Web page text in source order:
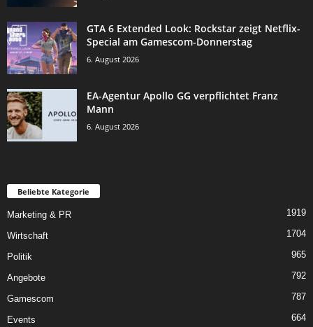
GTA 6 Extended Look: Rockstar zeigt Netflix-
Special am Gamescom-Donnerstag
6. August 2026
EA-Agentur Apollo GG verpflichtet Franz
Mann
6. August 2026
Beliebte Kategorie
Marketing & PR 1919
Wirtschaft 1704
Politik 965
Angebote 792
Gamescom 787
Events 664